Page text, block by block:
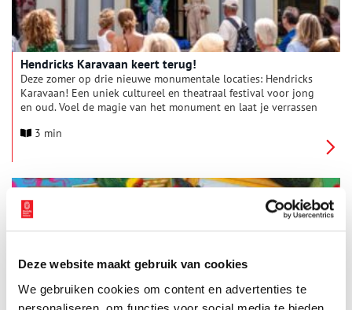
Deze website maakt gebruik van cookies
We gebruiken cookies om content en advertenties te
Hendricks Karavaan keert terug!
Deze zomer op drie nieuwe monumentale locaties: Hendricks
Karavaan! Een uniek cultureel en theatraal festival voor jong
en oud. Voel de magie van het monument en laat je verrassen
3 min